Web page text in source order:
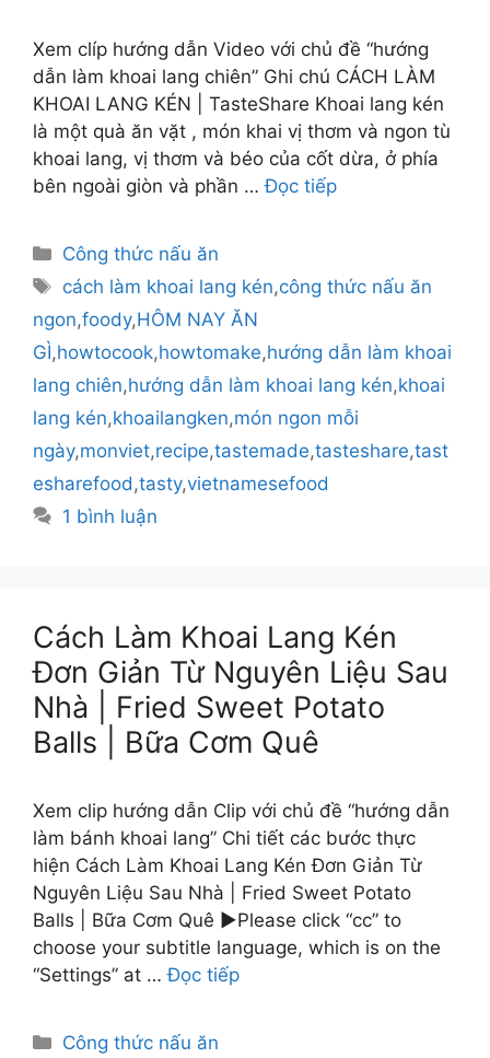
Xem clíp hướng dẫn Video với chủ đề “hướng
dẫn làm khoai lang chiên” Ghi chú CÁCH LÀM
KHOAI LANG KÉN | TasteShare Khoai lang kén
là một quà ăn vặt , món khai vị thơm và ngon tù
khoai lang, vị thơm và béo của cốt dừa, ở phía
bên ngoài giòn và phần …Đọc tiếp
Danh
mục
Công thức nấu ăn
Thẻ
cách làm khoai lang kén,công thức nấu ăn
ngon,foody,HÔM NAY ĂN
GÌ,howtocook,howtomake,hướng dẫn làm khoai
lang chiên,hướng dẫn làm khoai lang kén,khoai
lang kén,khoailangken,món ngon mỗi
ngày,monviet,recipe,tastemade,tasteshare,tast
esharefood,tasty,vietnamesefood
1 bình luận
Cách Làm Khoai Lang Kén
Đơn Giản Từ Nguyên Liệu Sau
Nhà | Fried Sweet Potato
Balls | Bữa Cơm Quê
Xem clip hướng dẫn Clip với chủ đề “hướng dẫn
làm bánh khoai lang” Chi tiết các bước thực
hiện Cách Làm Khoai Lang Kén Đơn Giản Từ
Nguyên Liệu Sau Nhà | Fried Sweet Potato
Balls | Bữa Cơm Quê ►Please click “cc” to
choose your subtitle language, which is on the
“Settings” at …Đọc tiếp
Danh
Công thức nấu ăn